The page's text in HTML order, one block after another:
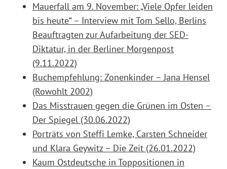
Mauerfall am 9. November: „Viele Opfer leiden
bis heute“ – Interview mit Tom Sello, Berlins
Beauftragten zur Aufarbeitung der SED-
Diktatur, in der Berliner Morgenpost
(9.11.2022)
Buchempfehlung: Zonenkinder – Jana Hensel
(Rowohlt 2002)
Das Misstrauen gegen die Grünen im Osten –
Der Spiegel (30.06.2022)
Porträts von Steffi Lemke, Carsten Schneider
und Klara Geywitz – Die Zeit (26.01.2022)
Kaum Ostdeutsche in Toppositionen in